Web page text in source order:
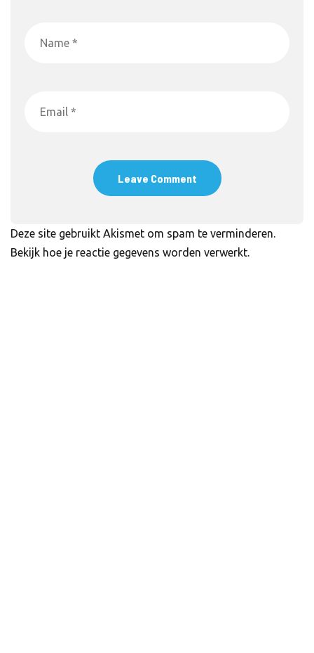
Deze site gebruikt Akismet om spam te verminderen.
Bekijk hoe je reactie gegevens worden verwerkt.